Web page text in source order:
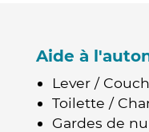
Aide à
Lever /
Toilette /
Gardes de